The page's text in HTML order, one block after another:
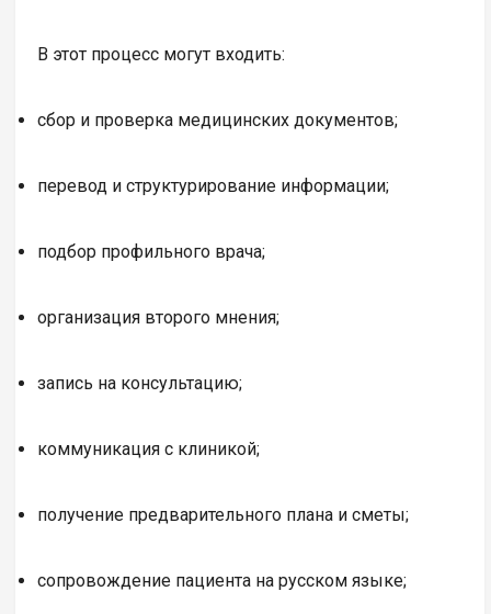
В этот процесс могут входить:
сбор и проверка медицинских документов;
перевод и структурирование информации;
подбор профильного врача;
организация второго мнения;
запись на консультацию;
коммуникация с клиникой;
получение предварительного плана и сметы;
сопровождение пациента на русском языке;